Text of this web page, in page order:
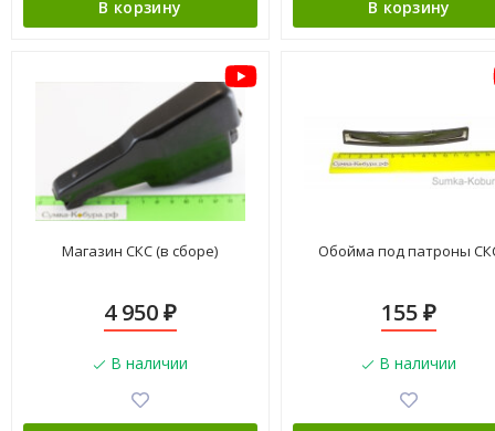
В корзину В корзину
Магазин СКС (в сборе)
4 950 ₽
В наличии
Обойма под патроны
155₽
В наличии